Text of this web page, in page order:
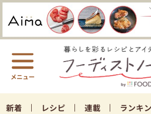
新着 レシピ 連載 ランキ